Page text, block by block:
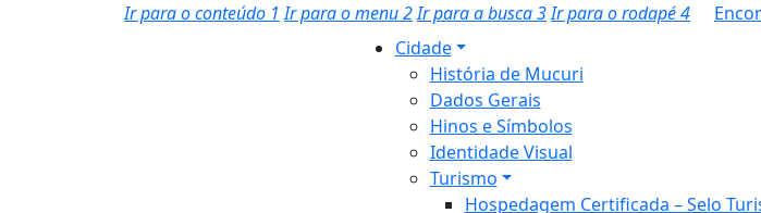
Ir para o conteúdo 1 Ir para o menu2Ir para a busca3Ir para o rodapé4
Cidade
História de Mucuri
Dados Gerais
Hinos e Símbolos
Identidade Visual
Turismo
Hospedagem Certificada – Selo